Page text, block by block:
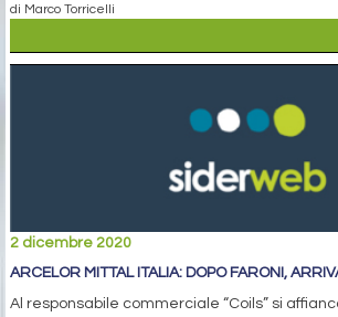
di Marco Torricelli
2 dicembre 2020
ARCELOR MITTAL ITALIA: DOPO FARONI,
Al responsabile commerciale “Coils” si